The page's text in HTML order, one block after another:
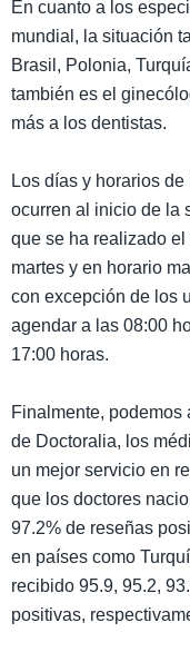
En cuanto a los
mundial, la situación
Brasil, Polonia,
también es el
más a los dentistas.
Los días y horarios
ocurren al inicio de la
que se ha realizado
martes y en horario
con excepción de los
agendar a las 08:00
17:00 horas.
Finalmente, podemos
de Doctoralia, los
un mejor servicio en
que los doctores
97.2% de reseñas
en países como
recibido 95.9, 95.2,
positivas,